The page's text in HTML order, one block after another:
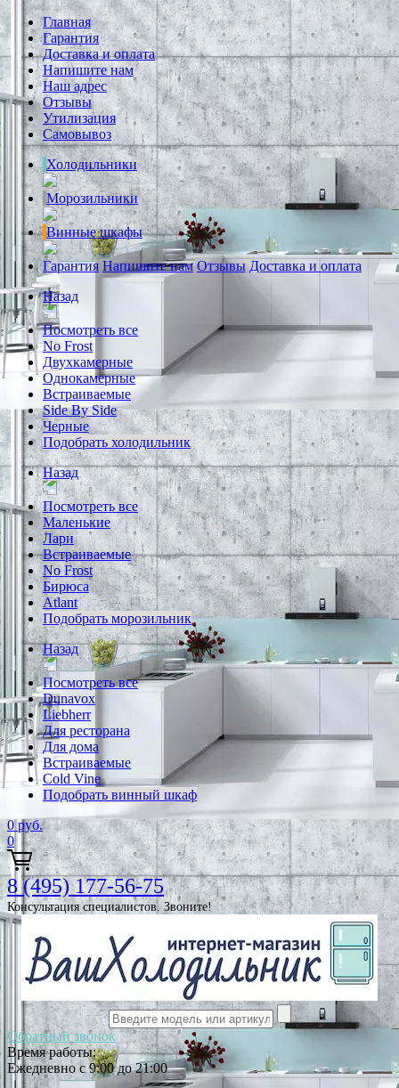
Главная
Гарантия
Доставка и оплата
Напишите нам
Наш адрес
Отзывы
Утилизация
Самовывоз
Холодильники
Морозильники
Винные шкафы
Гарантия Напишите нам Отзывы Доставка и оплата
Назад
Посмотреть все
No Frost
Двухкамерные
Однокамерные
Встраиваемые
Side By Side
Черные
Подобрать холодильник
Назад
Посмотреть все
Маленькие
Лари
Встраиваемые
No Frost
Бирюса
Atlant
Подобрать морозильник
Назад
Посмотреть все
Dunavox
Liebherr
Для ресторана
Для дома
Встраиваемые
Cold Vine
Подобрать винный шкаф
0 руб.
0
8 (495) 177-56-75
Консультация специалистов. Звоните!
Обратный звонок
Время работы:
Ежедневно с 9:00 до 21:00